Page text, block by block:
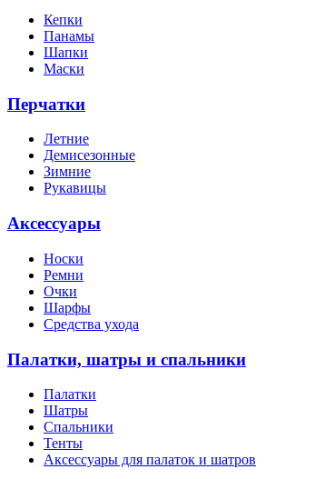
Кепки
Панамы
Шапки
Маски
Перчатки
Летние
Демисезонные
Зимние
Рукавицы
Аксессуары
Носки
Ремни
Очки
Шарфы
Средства ухода
Палатки, шатры и спальники
Палатки
Шатры
Спальники
Тенты
Аксессуары для палаток и шатров